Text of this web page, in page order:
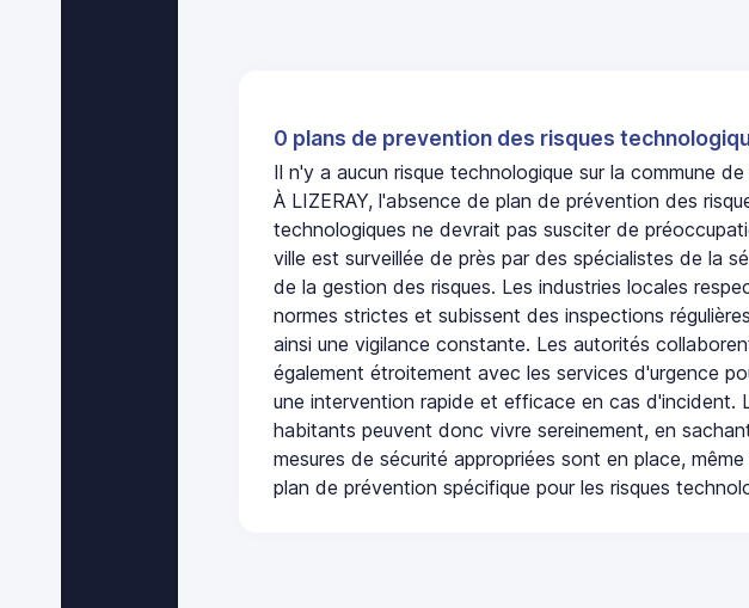
0 plans de prevention des risques
Il n'y a aucun risque technologique sur la commune de
À LIZERAY, l'absence de plan de prévention des
technologiques ne devrait pas susciter de
ville est surveillée de près par des spécialistes de la
de la gestion des risques. Les industries locales
normes strictes et subissent des inspections
ainsi une vigilance constante. Les autorités
également étroitement avec les services d'urgence
une intervention rapide et efficace en cas d'incident.
habitants peuvent donc vivre sereinement, en
mesures de sécurité appropriées sont en place, même
plan de prévention spécifique pour les risques